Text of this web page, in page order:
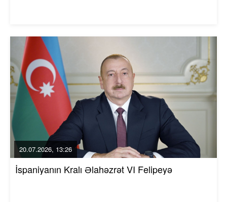
20.07.2026, 13:26
İspaniyanın Kralı Əlahəzrət VI Felipeyə